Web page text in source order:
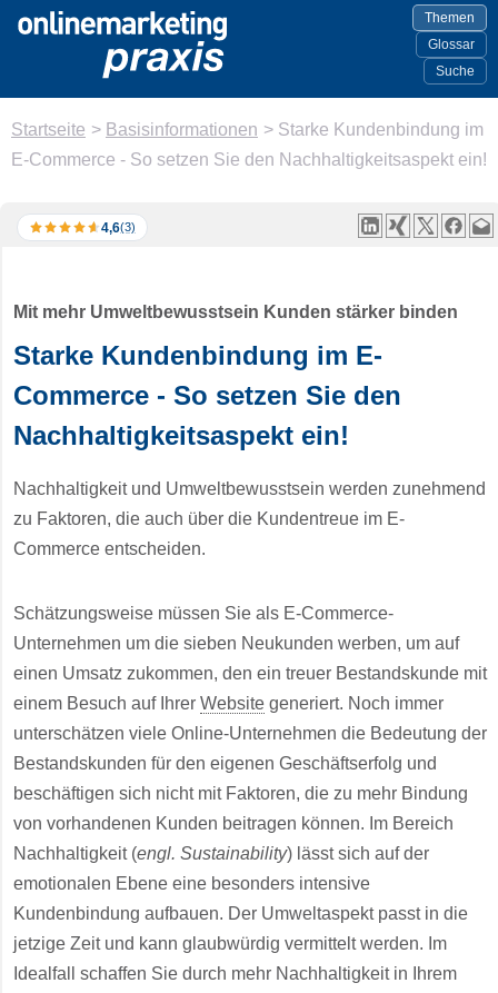
Themen
Glossar
Suche
Startseite > Basisinformationen > Starke Kundenbindung im
E-Commerce - So setzen Sie den Nachhaltigkeitsaspekt ein!
4,6(3)
Mit mehr Umweltbewusstsein Kunden stärker binden
Starke Kundenbindung im E-
Commerce - So setzen Sie den
Nachhaltigkeitsaspekt ein!
Nachhaltigkeit und Umweltbewusstsein werden zunehmend
zu Faktoren, die auch über die Kundentreue im E-
Commerce entscheiden.
Schätzungsweise müssen Sie als E-Commerce-
Unternehmen um die sieben Neukunden werben, um auf
einen Umsatz zukommen, den ein treuer Bestandskunde mit
einem Besuch auf Ihrer Website generiert. Noch immer
unterschätzen viele Online-Unternehmen die Bedeutung der
Bestandskunden für den eigenen Geschäftserfolg und
beschäftigen sich nicht mit Faktoren, die zu mehr Bindung
von vorhandenen Kunden beitragen können. Im Bereich
Nachhaltigkeit (engl. Sustainability) lässt sich auf der
emotionalen Ebene eine besonders intensive
Kundenbindung aufbauen. Der Umweltaspekt passt in die
jetzige Zeit und kann glaubwürdig vermittelt werden. Im
Idealfall schaffen Sie durch mehr Nachhaltigkeit in Ihrem